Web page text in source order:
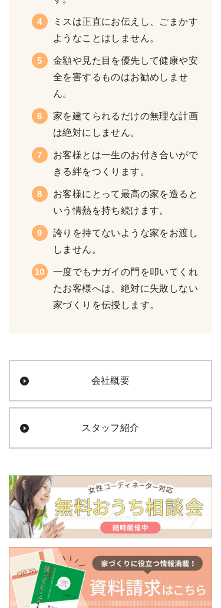
ミスは正直にお伝えし、ごまかす
ようなことはしません。
金額や見た目を優先して健康や安
全を害するものはお勧めしませ
ん。
家を建てられるだけの無理な計画
は絶対にしません。
お客様とは一生のお付き合いがで
きる絆をつくります。
お客様にとって最高の家を造ると
いう情熱を持ち続けます。
誇りを持てないような家をお渡し
しません。
一度でもナガイの門を叩いてくれ
たお客様へは、絶対に失敗しない
家づくりを伝授します。
会社概要
スタッフ紹介